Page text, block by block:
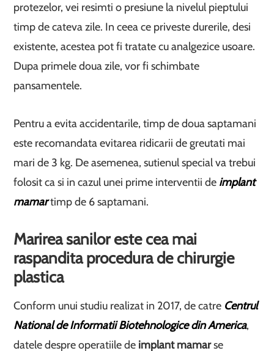
protezelor, vei resimti o presiune la nivelul pieptului
timp de cateva zile. In ceea ce priveste durerile, desi
existente, acestea pot fi tratate cu analgezice usoare.
Dupa primele doua zile, vor fi schimbate
pansamentele.
Pentru a evita accidentarile, timp de doua saptamani
este recomandata evitarea ridicarii de greutati mai
mari de 3 kg. De asemenea, sutienul special va trebui
folosit ca si in cazul unei prime interventii de implant
mamartimp de 6 saptamani.
Marirea sanilor este cea mai
raspandita procedura de chirurgie
plastica
Conform unui studiu realizat in 2017, de catre Centrul
National de Informatii Biotehnologice din America,
datele despre operatiile de implant mamarse